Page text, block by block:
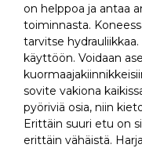
on helppoa ja antaa
toiminnasta.
tarvitse
käyttöön. Voidaan
sovite vakiona
pyöriviä osia, niin
Erittäin suuri etu on
erittäin vähäistä.